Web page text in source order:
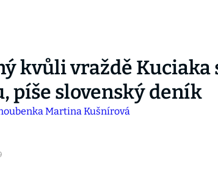
kvůli vraždě Kuciaka
píše slovenský deník